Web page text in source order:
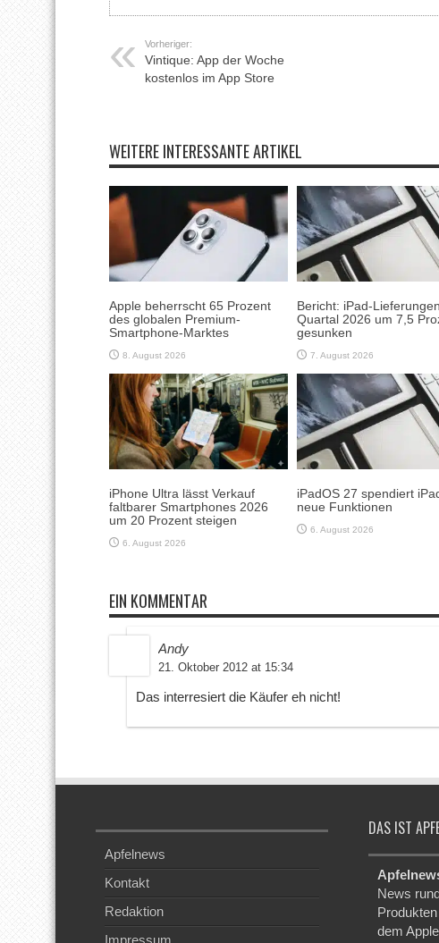
Vorheriger:
Vintique: App der Woche
kostenlos im App Store
WEITERE INTERESSANTE ARTIKEL
Apple beherrscht 65 Prozent
des globalen Premium-
Smartphone-Marktes
8. August 2026
Bericht: iPad-
Quartal 2026 um 7,5
gesunken
7. August 2026
iPhone Ultra lässt Verkauf
faltbarer Smartphones 2026
um 20 Prozent steigen
6. August 2026
iPadOS 27 spendiert
neue Funktionen
6. August 2026
EIN KOMMENTAR
Andy
21. Oktober 2012 at 15:34
Das interresiert die Käufer eh nicht!
Apfelnews
Kontakt
Redaktion
DAS IST
News
dem